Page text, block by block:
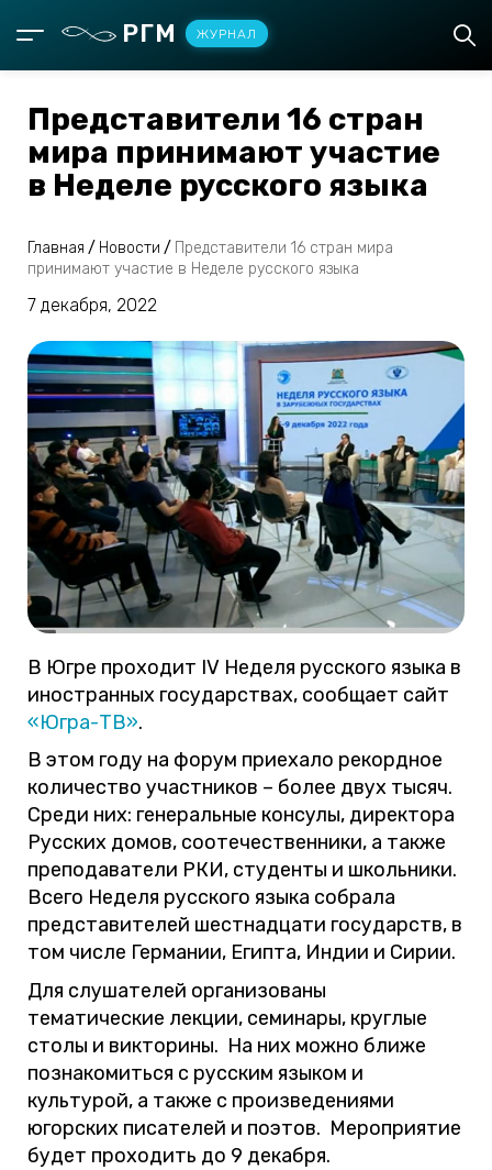
РГМ ЖУРНАЛ
Представители 16 стран
мира принимают участие
в Неделе русского языка
Главная / Новости / Представители 16 стран мира
принимают участие в Неделе русского языка
7 декабря, 2022
В Югре проходит IV Неделя русского языка в
иностранных государствах, сообщает сайт
«Югра-ТВ».
В этом году на форум приехало рекордное
количество участников – более двух тысяч.
Среди них: генеральные консулы, директора
Русских домов, соотечественники, а также
преподаватели РКИ, студенты и школьники.
Всего Неделя русского языка собрала
представителей шестнадцати государств, в
том числе Германии, Египта, Индии и Сирии.
Для слушателей организованы
тематические лекции, семинары, круглые
столы и викторины. На них можно ближе
познакомиться с русским языком и
культурой, а также с произведениями
югорских писателей и поэтов. Мероприятие
будет проходить до 9 декабря.